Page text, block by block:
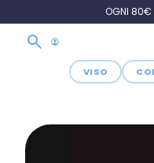
OGNI 80€
VISO